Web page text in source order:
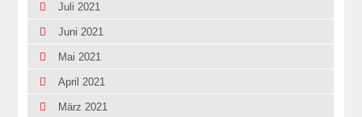
Juli 2021
Juni 2021
Mai 2021
April 2021
März 2021